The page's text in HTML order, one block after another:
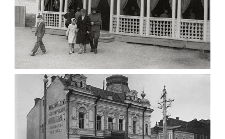
ПАВІЛЬЙОН МОРОЗИВА ЖИТОМИР 1947
Фото Житомир (1945-
1960)
Leave a comment